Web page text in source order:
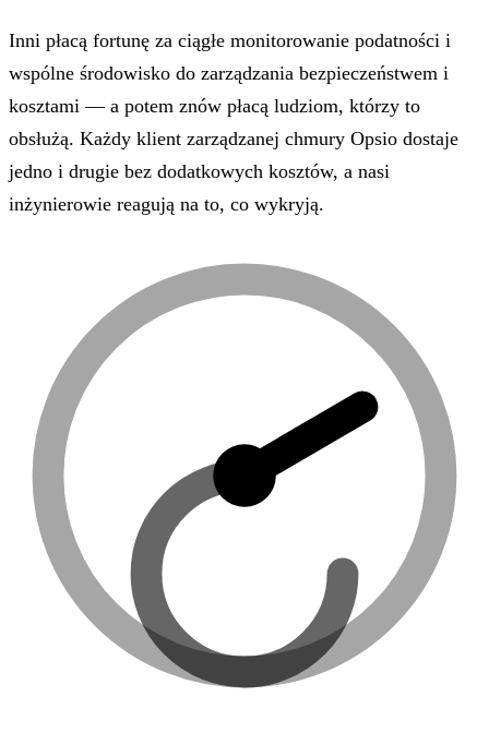
Inni płacą fortunę za ciągłe monitorowanie podatności i
wspólne środowisko do zarządzania bezpieczeństwem i
kosztami — a potem znów płacą ludziom, którzy to
obsłużą. Każdy klient zarządzanej chmury Opsio dostaje
jedno i drugie bez dodatkowych kosztów, a nasi
inżynierowie reagują na to, co wykryją.